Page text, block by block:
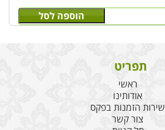
הוספה לסל
תפריט
ראשי
אודותינו
שירות הזמנות בפקס
צור קשר